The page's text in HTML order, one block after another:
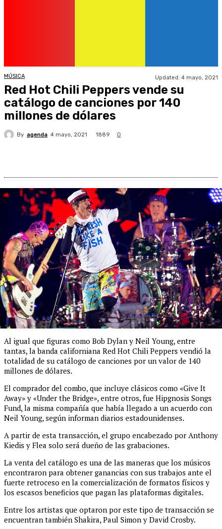
MÚSICA Updated: 4 mayo, 2021
Red Hot Chili Peppers vende su
catálogo de canciones por 140
millones de dólares
By agenda 4 mayo, 2021 1889 0
Al igual que figuras como Bob Dylan y Neil Young, entre
tantas, la banda californiana Red Hot Chili Peppers vendió la
totalidad de su catálogo de canciones por un valor de 140
millones de dólares.
El comprador del combo, que incluye clásicos como «Give It
Away» y «Under the Bridge», entre otros, fue Hipgnosis Songs
Fund, la misma compañía que había llegado a un acuerdo con
Neil Young, según informan diarios estadounidenses.
A partir de esta transacción, el grupo encabezado por Anthony
Kiedis y Flea solo será dueño de las grabaciones.
La venta del catálogo es una de las maneras que los músicos
encontraron para obtener ganancias con sus trabajos ante el
fuerte retroceso en la comercialización de formatos físicos y
los escasos beneficios que pagan las plataformas digitales.
Entre los artistas que optaron por este tipo de transacción se
encuentran también Shakira, Paul Simon y David Crosby.